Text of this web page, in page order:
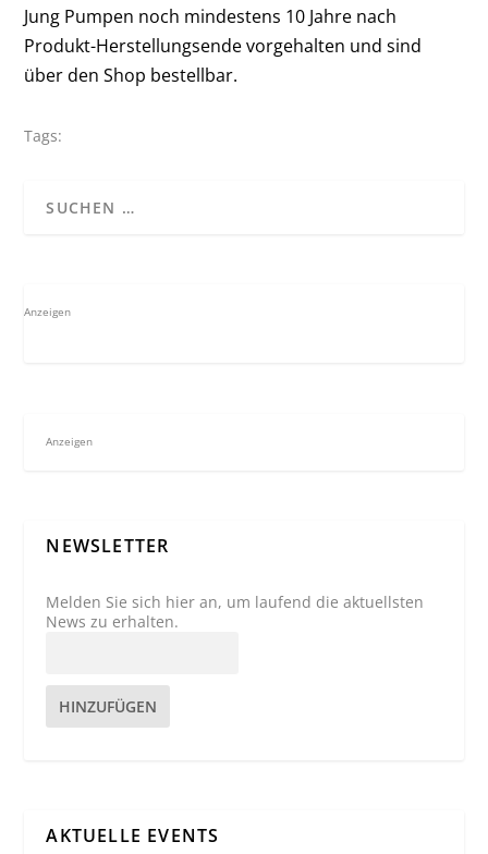
Jung Pumpen noch mindestens 10 Jahre nach
Produkt-Herstellungsende vorgehalten und sind
über den Shop bestellbar.
Tags:
Anzeigen
Anzeigen
NEWSLETTER
Melden Sie sich hier an, um laufend die aktuellsten
News zu erhalten.
HINZUFÜGEN
AKTUELLE EVENTS